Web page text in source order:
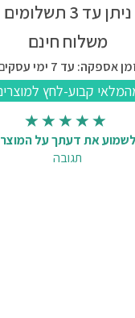
ניתן עד 3 תשלומים
משלוח חינם
אספקה: עד 7 ימי עסקים
את דעתך על המוצר
תגובה